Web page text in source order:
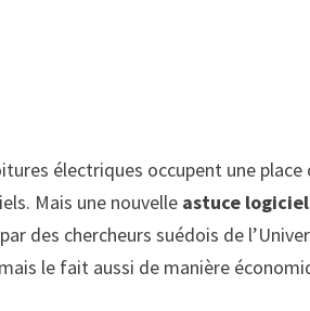
électriques occupent une
Mais une nouvelle astuce
des chercheurs suédois de
le fait aussi de manière